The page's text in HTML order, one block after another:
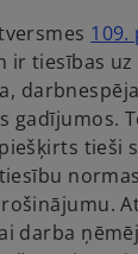
109.
ir tiesības uz
gadījumos.
tieši
darba